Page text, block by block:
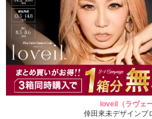
loveil（ラヴェー
倖田來未デザインプ